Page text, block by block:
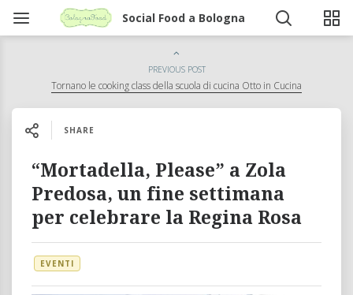
Social Food a Bologna
PREVIOUS POST
Tornano le cooking class della scuola di cucina Otto in Cucina
SHARE
“Mortadella, Please” a Zola
Predosa, un fine settimana
per celebrare la Regina Rosa
EVENTI